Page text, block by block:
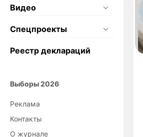
Видео
Спецпроекты
Реестр деклараций
Выборы 2026
Реклама
Контакты
О журнале